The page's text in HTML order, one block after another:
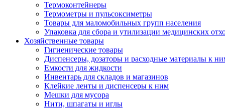
Термоконтейнеры
Термометры и пульсоксиметры
Товары для маломобильных групп населения
Упаковка для сбора и утилизации медицинских
Хозяйственные товары
Гигиенические товары
Диспенсеры, дозаторы и расходные материалы к
Емкости для жидкости
Инвентарь для складов и магазинов
Клейкие ленты и диспенсеры к ним
Мешки для мусора
Нити, шпагаты и иглы